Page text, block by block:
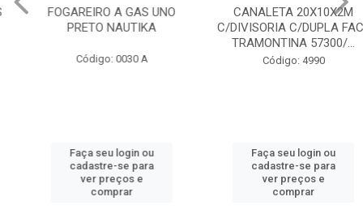
FOGAREIRO A GAS UNO
PRETO NAUTIKA
Código: 0030 A
Faça seu login ou
cadastre-se para
ver preços e
comprar
CANALETA 20X10X2M
C/DIVISORIA C/DUPLA FACE
TRAMONTINA 57300/...
Código: 4990
Faça seu login ou
cadastre-se para
ver preços e
comprar